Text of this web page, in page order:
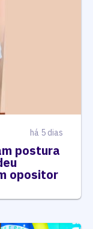
há 5 dias
postura
opositor